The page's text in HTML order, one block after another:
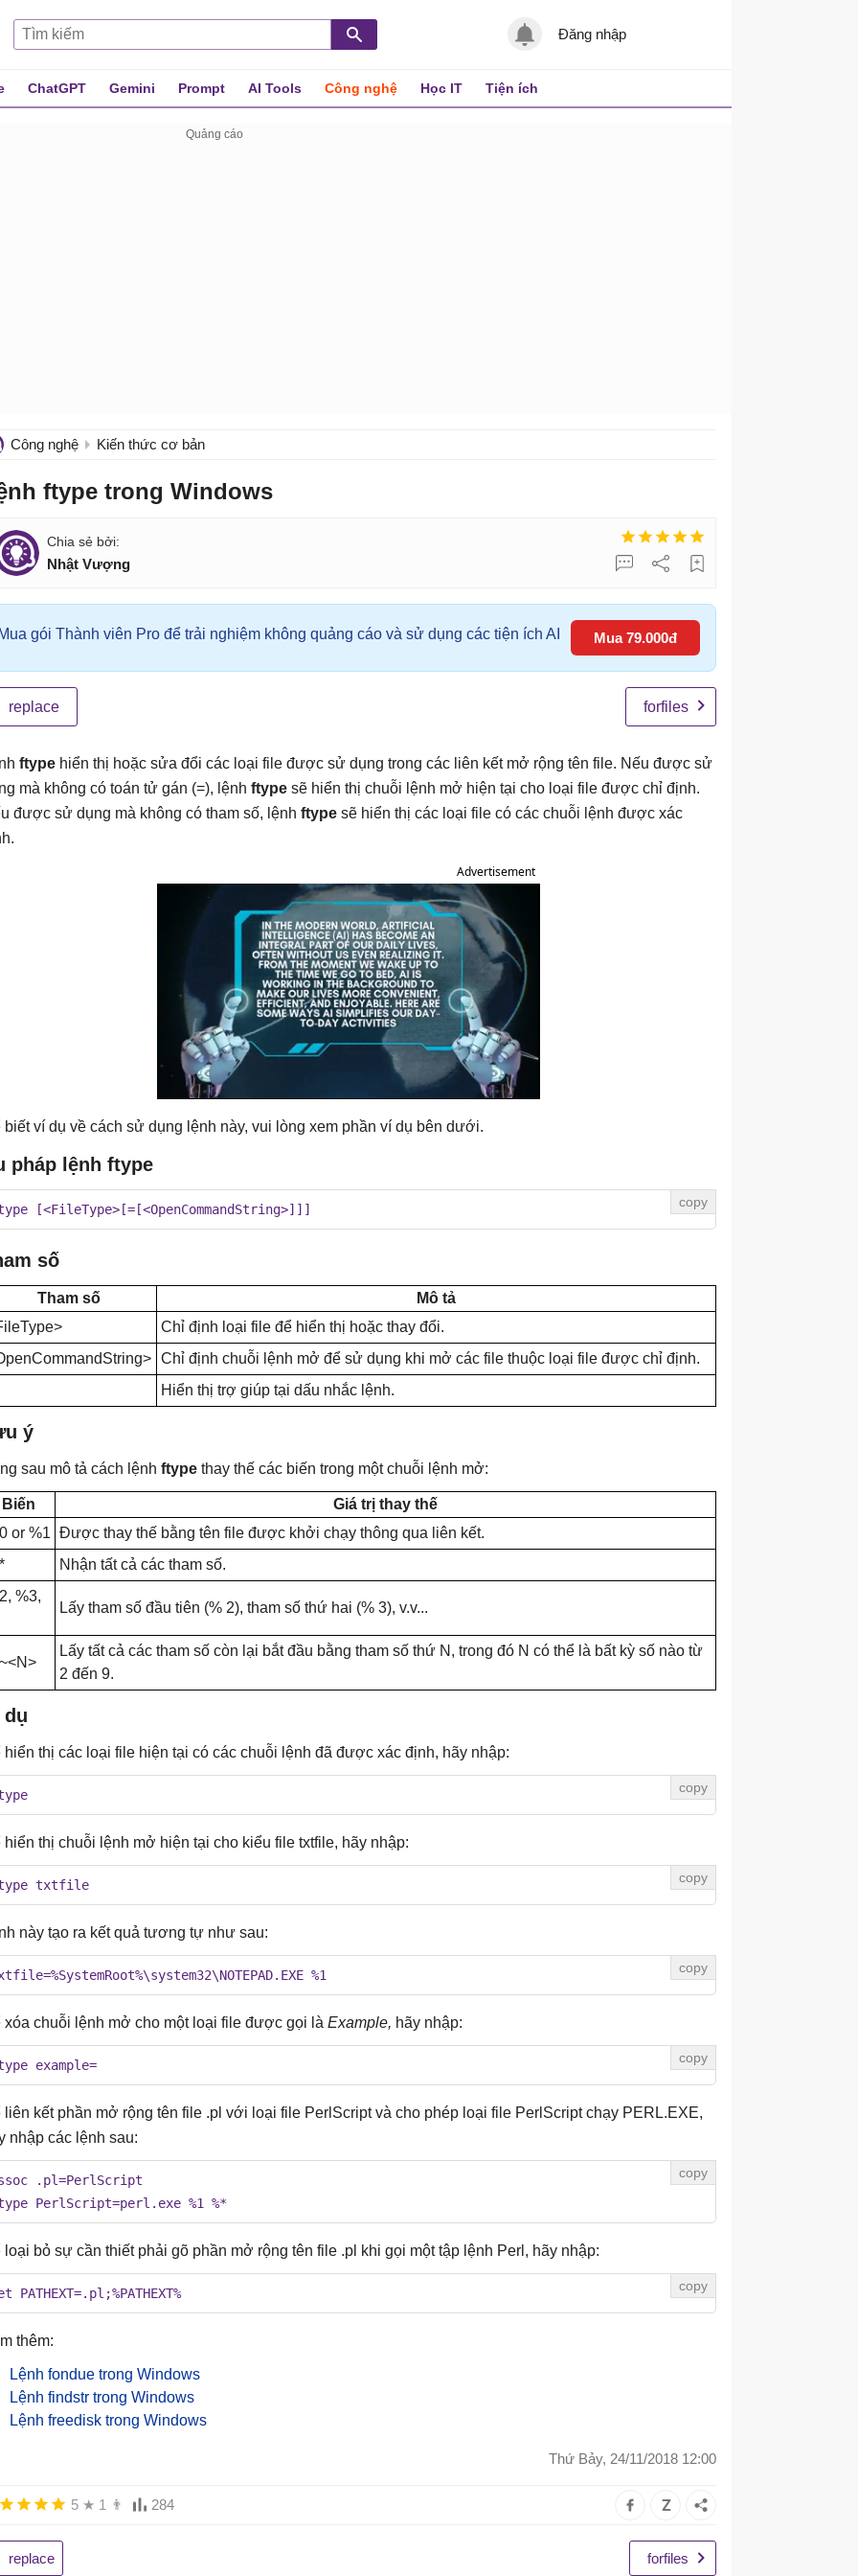
Đăng nhập
ChatGPT Gemini Prompt AI Tools Công nghệ Học IT Tiện ích
Công nghệ Kiến thức cơ bản
ftype trong Windows
Nhật Vượng
Mua gói Thành viên Pro để trải nghiệm không quảng cáo và sử dụng các tiện ích AI Mua 79.000đ
replace forfiles
ftype hiển thị hoặc sửa đổi các loại file được sử dụng trong các liên kết mở rộng tên file. Nếu được sử
mà không có toán tử gán (=), lệnh ftype sẽ hiển thị chuỗi lệnh mở hiện tại cho loại file được chỉ định.
được sử dụng mà không có tham số, lệnh ftype sẽ hiển thị các loại file có các chuỗi lệnh được xác
Advertisement
ví dụ về cách sử dụng lệnh này, vui lòng xem phần ví dụ bên dưới.
pháp lệnh ftype
[<FileType>[=[<OpenCommandString>]]]
số
Tham số
Mô tả
Chỉ định loại file để hiển thị hoặc thay đổi.
Chỉ định chuỗi lệnh mở để sử dụng khi mở các file thuộc loại file được chỉ định.
Hiển thị trợ giúp tại dấu nhắc lệnh.
ý
sau mô tả cách lệnh ftype thay thế các biến trong một chuỗi lệnh mở:
Biến
Giá trị thay thế
or %1 Được thay thế bằng tên file được khởi chạy thông qua liên kết.
Nhận tất cả các tham số.
%3,
Lấy tham số đầu tiên (% 2), tham số thứ hai (% 3), v.v...
Lấy tất cả các tham số còn lại bắt đầu bằng tham số thứ N, trong đó N có thể là bất kỳ số nào từ
2 đến 9.
dụ
thị các loại file hiện tại có các chuỗi lệnh đã được xác định, hãy nhập:
thị chuỗi lệnh mở hiện tại cho kiểu file txtfile, hãy nhập:
txtfile
này tạo ra kết quả tương tự như sau:
%1
chuỗi lệnh mở cho một loại file được gọi là Example, hãy nhập:
example=
kết phần mở rộng tên file .pl với loại file PerlScript và cho phép loại file PerlScript chạy PERL.EXE,
nhập các lệnh sau:
.pl=PerlScript
PerlScript=perl.exe %1 %*
bỏ sự cần thiết phải gõ phần mở rộng tên file .pl khi gọi một tập lệnh Perl, hãy nhập:
PATHEXT=.pl;%PATHEXT%
thêm:
Lệnh fondue trong Windows
Lệnh findstr trong Windows
Lệnh freedisk trong Windows
Thứ Bảy, 24/11/2018 12:00
5 ★ 1 👨 284
replace forfiles